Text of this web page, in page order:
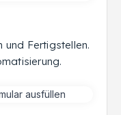
und Fertigstellen.